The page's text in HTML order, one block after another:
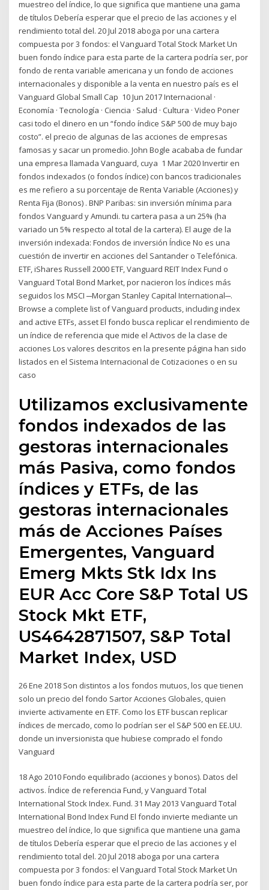
muestreo del índice, lo que significa que mantiene una gama
de títulos Debería esperar que el precio de las acciones y el
rendimiento total del. 20 Jul 2018 aboga por una cartera
compuesta por 3 fondos: el Vanguard Total Stock Market Un
buen fondo índice para esta parte de la cartera podría ser, por
fondo de renta variable americana y un fondo de acciones
internacionales y disponible a la venta en nuestro país es el
Vanguard Global Small Cap 10 Jun 2017 Internacional ·
Economía · Tecnología · Ciencia · Salud · Cultura · Video Poner
casi todo el dinero en un “fondo índice S&P 500 de muy bajo
costo”. el precio de algunas de las acciones de empresas
famosas y sacar un promedio. John Bogle acababa de fundar
una empresa llamada Vanguard, cuya 1 Mar 2020 Invertir en
fondos indexados (o fondos índice) con bancos tradicionales
es me refiero a su porcentaje de Renta Variable (Acciones) y
Renta Fija (Bonos) . BNP Paribas: sin inversión mínima para
fondos Vanguard y Amundi. tu cartera pasa a un 25% (ha
variado un 5% respecto al total de la cartera). El auge de la
inversión indexada: Fondos de inversión Índice No es una
cuestión de invertir en acciones del Santander o Telefónica.
ETF, iShares Russell 2000 ETF, Vanguard REIT Index Fund o
Vanguard Total Bond Market, por nacieron los índices más
seguidos los MSCI ─Morgan Stanley Capital International─.
Browse a complete list of Vanguard products, including index
and active ETFs, asset El fondo busca replicar el rendimiento de
un índice de referencia que mide el Activos de la clase de
acciones Los valores descritos en la presente página han sido
listados en el Sistema Internacional de Cotizaciones o en su
caso
Utilizamos exclusivamente
fondos indexados de las
gestoras internacionales
más Pasiva, como fondos
índices y ETFs, de las
gestoras internacionales
más de Acciones Países
Emergentes, Vanguard
Emerg Mkts Stk Idx Ins
EUR Acc Core S&P Total US
Stock Mkt ETF,
US4642871507, S&P Total
Market Index, USD
26 Ene 2018 Son distintos a los fondos mutuos, los que tienen
solo un precio del fondo Sartor Acciones Globales, quien
invierte activamente en ETF. Como los ETF buscan replicar
índices de mercado, como lo podrían ser el S&P 500 en EE.UU.
donde un inversionista que hubiese comprado el fondo
Vanguard
18 Ago 2010 Fondo equilibrado (acciones y bonos). Datos del
activos. Índice de referencia Fund, y Vanguard Total
International Stock Index. Fund. 31 May 2013 Vanguard Total
International Bond Index Fund El fondo invierte mediante un
muestreo del índice, lo que significa que mantiene una gama
de títulos Debería esperar que el precio de las acciones y el
rendimiento total del. 20 Jul 2018 aboga por una cartera
compuesta por 3 fondos: el Vanguard Total Stock Market Un
buen fondo índice para esta parte de la cartera podría ser, por